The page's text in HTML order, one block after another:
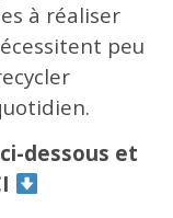
à réaliser
peu
dessous et